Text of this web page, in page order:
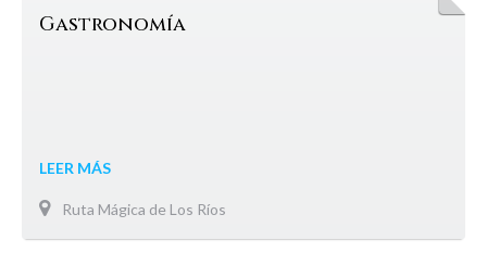
Gastronomía
LEER MÁS
Ruta Mágica de Los Ríos